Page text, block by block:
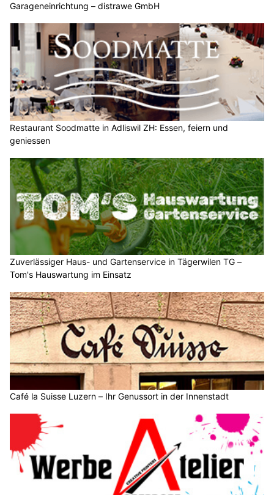
Garageneinrichtung – distrawe GmbH
Restaurant Soodmatte in Adliswil ZH: Essen, feiern und
geniessen
Zuverlässiger Haus- und Gartenservice in Tägerwilen TG –
Tom's Hauswartung im Einsatz
Café la Suisse Luzern – Ihr Genussort in der Innenstadt